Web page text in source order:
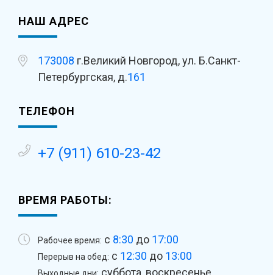
НАШ АДРЕС
173008 г.Великий Новгород, ул. Б.Санкт-
Петербургская, д.161
ТЕЛЕФОН
+7 (911) 610-23-42
ВРЕМЯ РАБОТЫ:
Рабочее время: с 8:30 до 17:00
Перерыв на обед: с 12:30 до 13:00
суббота, воскресенье